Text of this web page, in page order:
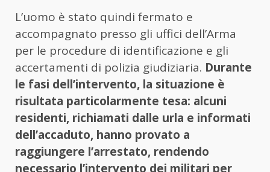
L’uomo è stato quindi fermato e
accompagnato presso gli uffici dell’Arma
per le procedure di identificazione e gli
accertamenti di polizia giudiziaria. Durante
le fasi dell’intervento, la situazione è
risultata particolarmente tesa: alcuni
residenti, richiamati dalle urla e informati
dell’accaduto, hanno provato a
raggiungere l’arrestato, rendendo
necessario l’intervento dei militari per